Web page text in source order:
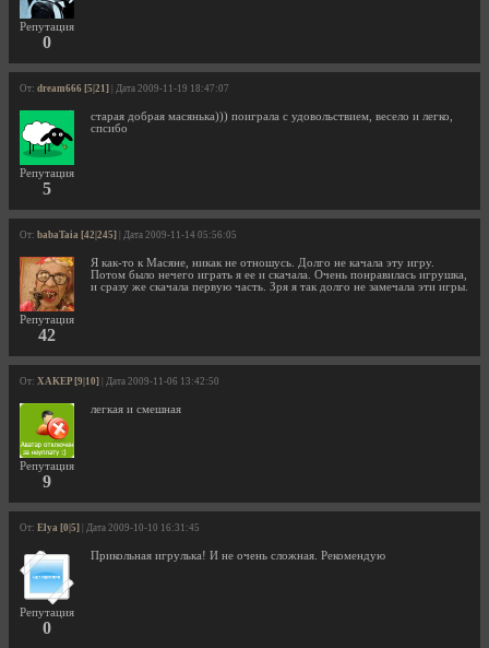
Репутация
0
От: dream666 [5|21] | Дата 2009-11-19 18:47:07
Репутация
5
старая добрая масянька))) поиграла с удовольствием, весело и легко,
спсибо
От: babaTaia [42|245] | Дата 2009-11-14 05:56:05
Репутация
42
Я как-то к Масяне, никак не отношусь. Долго не качала эту игру.
Потом было нечего играть я ее и скачала. Очень понравилась игрушка,
и сразу же скачала первую часть. Зря я так долго не замечала эти игры.
От: XAKEP [9|10] | Дата 2009-11-06 13:42:50
Репутация
9
легкая и смешная
От: Elya [0|5] | Дата 2009-10-10 16:31:45
Репутация
0
Прикольная игрулька! И не очень сложная. Рекомендую